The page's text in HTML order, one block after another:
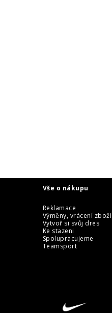
Vše o nákupu
Reklamace
Výměny, vrácení zboží
Vytvoř si svůj dres
Ke stazeni
Spolupracujeme
Teamsport